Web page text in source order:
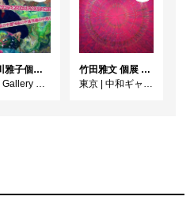
長谷川雅子個展「終わりなき森の美術館」
Gallery MUMON
竹田雅文 個展 －Jam Service Exhibition－
東京
中和ギャラリー